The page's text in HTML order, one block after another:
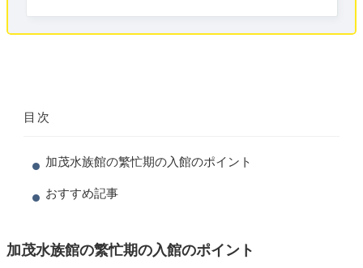
目次
加茂水族館の繁忙期の入館のポイント
おすすめ記事
加茂水族館の繁忙期の入館のポイント